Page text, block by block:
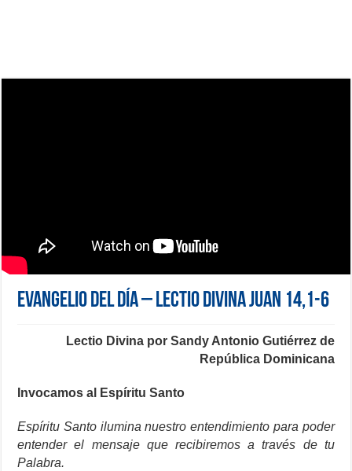
Evangelio del día – Lectio Divina Juan 14,1-6
Lectio Divina por Sandy Antonio Gutiérrez de
República Dominicana
Invocamos al Espíritu Santo
Espíritu Santo ilumina nuestro entendimiento para poder
entender el mensaje que recibiremos a través de tu
Palabra.